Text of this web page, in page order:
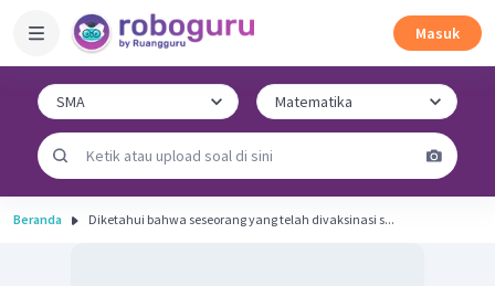
Masuk
Beranda Diketahui bahwa seseorang yang telah divaksinasi s...